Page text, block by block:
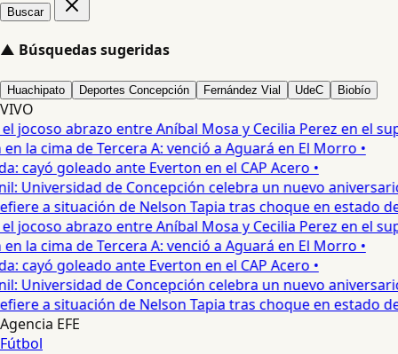
Buscar
▲ Búsquedas sugeridas
Huachipato Deportes Concepción Fernández Vial UdeC Biobío
VIVO
abrazo entre Aníbal Mosa y Cecilia Perez en el
la cima de Tercera A: venció a Aguará en El Morro •
goleado ante Everton en el CAP Acero •
Universidad de Concepción celebra un nuevo aniversario •
a situación de Nelson Tapia tras choque en estado de
abrazo entre Aníbal Mosa y Cecilia Perez en el
la cima de Tercera A: venció a Aguará en El Morro •
goleado ante Everton en el CAP Acero •
Universidad de Concepción celebra un nuevo aniversario •
a situación de Nelson Tapia tras choque en estado de
Agencia EFE
Fútbol